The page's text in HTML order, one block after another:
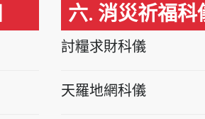
六. 消災祈福科
討糧求財科儀
天羅地網科儀